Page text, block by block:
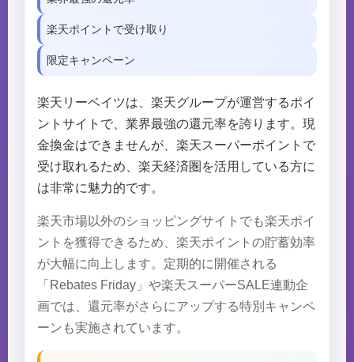
楽天ポイントで受け取り
限定キャンペーン
楽天リーベイツは、楽天グループが運営するポイ
ントサイトで、業界最強の還元率を誇ります。現
金換金はできませんが、楽天スーパーポイントで
受け取れるため、楽天経済圏を活用している方に
は非常に魅力的です。
楽天市場以外のショッピングサイトでも楽天ポイ
ントを獲得できるため、楽天ポイントの貯蓄効率
が大幅に向上します。定期的に開催される
「Rebates Friday」や楽天スーパーSALE連動企
画では、還元率がさらにアップする特別キャンペ
ーンも実施されています。